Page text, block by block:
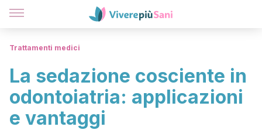
Trattamenti medici
La sedazione cosciente in
odontoiatria: applicazioni
e vantaggi